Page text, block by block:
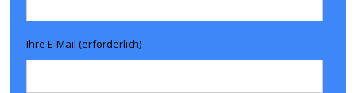
Ihre E-Mail (erforderlich)